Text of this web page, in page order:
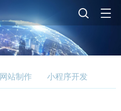
网站制作 小程序开发